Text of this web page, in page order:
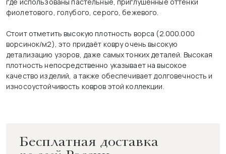
фиолетового, голубого, серого, бежевого.
Стоит отметить высокую плотность ворса (2.000.000
ворсинок/м2), это придаёт ковру очень высокую
детализацию узоров, даже самых тонких деталей. Высокая
плотность непосредственно указывает на высокое
качество изделий, а также обеспечивает долговечность и
износоустойчивость ковров этой коллекции.
Бесплатная доставка